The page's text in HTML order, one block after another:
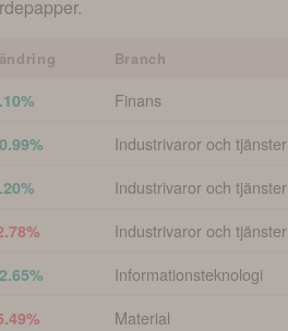
Branch
Finans
Industrivaror och tjänster
Industrivaror och tjänster
Industrivaror och tjänster
Informationsteknologi
Material